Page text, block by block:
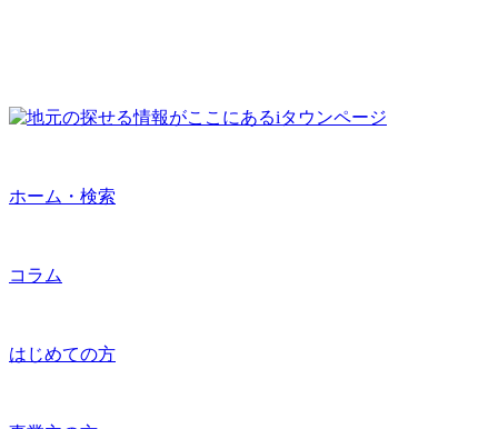
ホーム・検索
コラム
はじめての方